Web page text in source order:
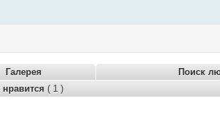
Галерея
Поиск
( 1 )